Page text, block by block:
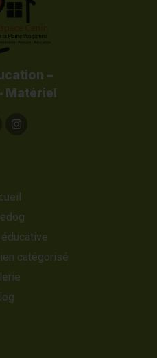
–
Matériel
catégorisé